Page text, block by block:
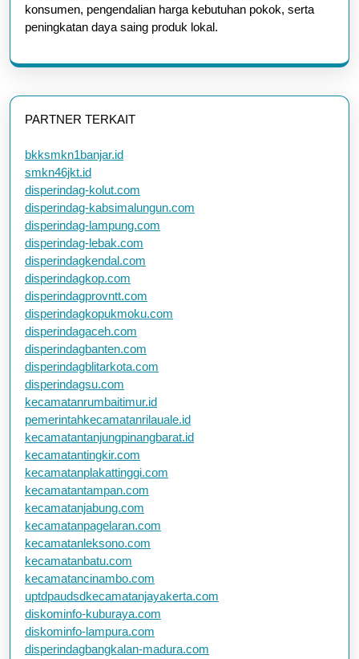
konsumen, pengendalian harga kebutuhan pokok, serta
peningkatan daya saing produk lokal.
PARTNER TERKAIT
bkksmkn1banjar.id
smkn46jkt.id
disperindag-kolut.com
disperindag-kabsimalungun.com
disperindag-lampung.com
disperindag-lebak.com
disperindagkendal.com
disperindagkop.com
disperindagprovntt.com
disperindagkopukmoku.com
disperindagaceh.com
disperindagbanten.com
disperindagblitarkota.com
disperindagsu.com
kecamatanrumbaitimur.id
pemerintahkecamatanrilauale.id
kecamatantanjungpinangbarat.id
kecamatantingkir.com
kecamatanplakattinggi.com
kecamatantampan.com
kecamatanjabung.com
kecamatanpagelaran.com
kecamatanleksono.com
kecamatanbatu.com
kecamatancinambo.com
uptdpaudsdkecamatanjayakerta.com
diskominfo-kuburaya.com
diskominfo-lampura.com
disperindagbangkalan-madura.com